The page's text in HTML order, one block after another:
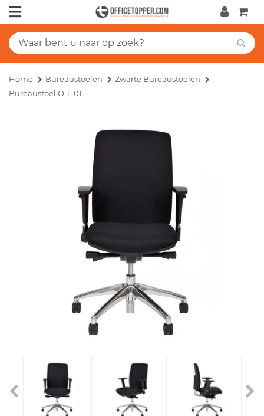
Home Bureaustoelen
Zwarte Bureaustoelen
Bureaustoel O.T. 01